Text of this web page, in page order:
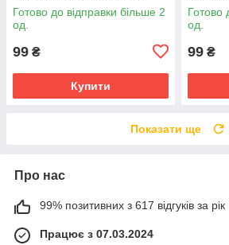
Готово до відправки більше 2
од.
99 ₴
Купити
Готово
од.
99 ₴
Показати ще
Про нас
99% позитивних з 617 відгуків за рік
Працює з 07.03.2024